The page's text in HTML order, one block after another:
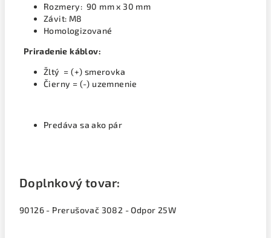
Rozmery: 90 mm x 30 mm
Závit: M8
Homologizované
Priradenie káblov:
Žltý = (+) smerovka
Čierny = (-) uzemnenie
Predáva sa ako pár
Doplnkový tovar:
90126 - Prerušovač 3082 - Odpor 25W